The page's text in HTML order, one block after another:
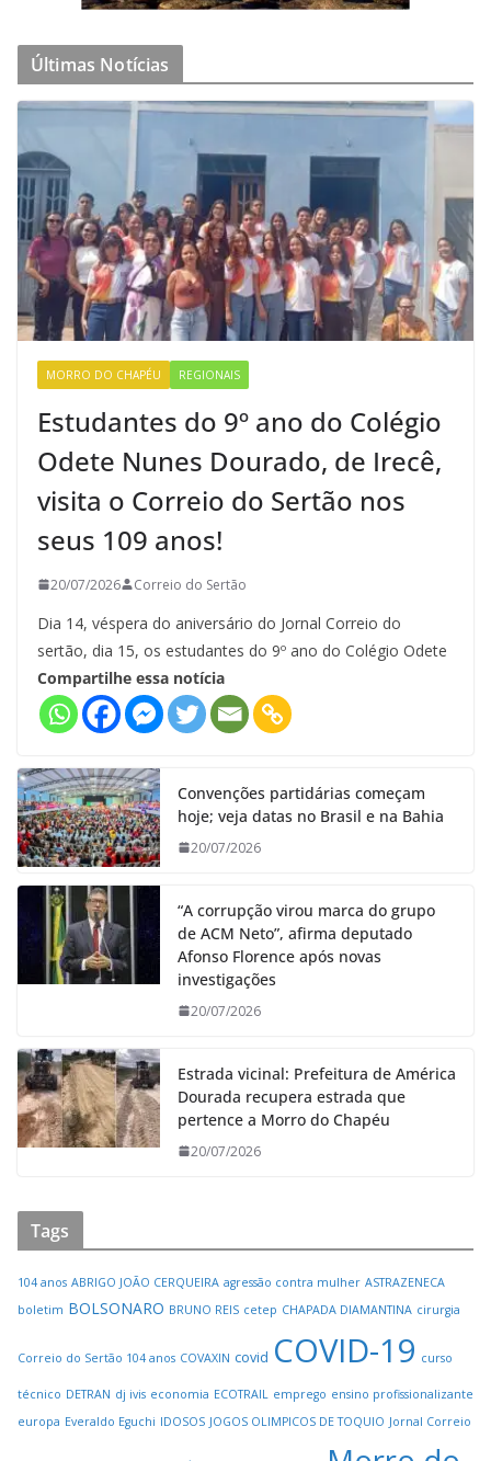
Últimas Notícias
MORRO DO CHAPÉU REGIONAIS
Estudantes do 9º ano do Colégio
Odete Nunes Dourado, de Irecê,
visita o Correio do Sertão nos
seus 109 anos!
20/07/2026 Correio do Sertão
Dia 14, véspera do aniversário do Jornal Correio do
sertão, dia 15, os estudantes do 9º ano do Colégio Odete
Compartilhe essa notícia
Convenções partidárias começam
hoje; veja datas no Brasil e na Bahia
20/07/2026
“A corrupção virou marca do grupo
de ACM Neto”, afirma deputado
Afonso Florence após novas
investigações
20/07/2026
Estrada vicinal: Prefeitura de América
Dourada recupera estrada que
pertence a Morro do Chapéu
20/07/2026
Tags
104 anos ABRIGO JOÃO CERQUEIRA agressão contra mulher ASTRAZENECA
boletim BOLSONARO BRUNO REIS cetep CHAPADA DIAMANTINA cirurgia
Correio do Sertão 104 anos COVAXIN covid COVID-19 curso
técnico DETRAN dj ivis economia ECOTRAIL emprego ensino profissionalizante
europa Everaldo Eguchi IDOSOS JOGOS OLIMPICOS DE TOQUIO Jornal Correio